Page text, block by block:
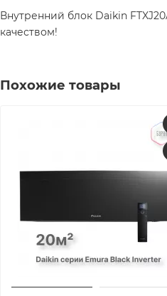
Внутренний блок Daikin
качеством!
Похожие товары